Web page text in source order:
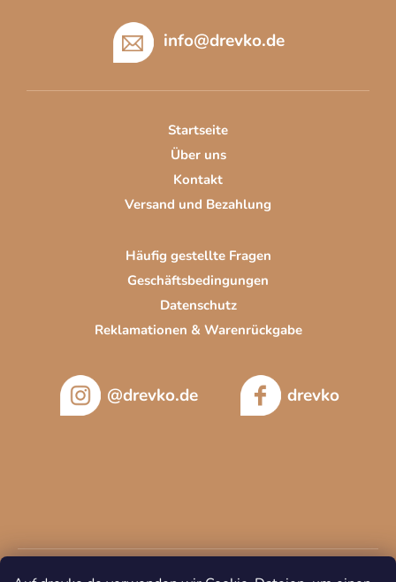
info@drevko.de
Startseite
Über uns
Kontakt
Versand und Bezahlung
Häufig gestellte Fragen
Geschäftsbedingungen
Datenschutz
Reklamationen & Warenrückgabe
@drevko.de drevko